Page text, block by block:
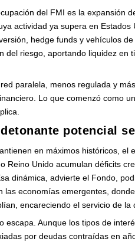
del FMI es la expansión
actividad ya supera en
hedge funds y vehículos
del riesgo, aportando liquidez en
paralela, menos regulada y
Lo que comenzó como
potencial
en máximos históricos,
Reino Unido acumulan déficits
dinámica, advierte el Fondo,
las economías emergentes,
encareciendo el servicio de la
escapa. Aunque los tipos de
por deudas contraídas en